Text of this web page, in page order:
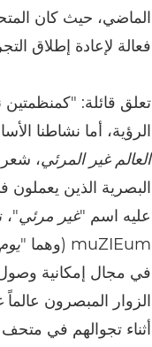
الماضي، حيث كان
فعالة لإعادة إطلاق
الرؤية، أما نشاطنا
العالم غير المرئي،
البصرية الذين يعملون
عليه اسم "غير مرئي"،
muZIEum (وهما "
في مجال إمكانية
الزوار المبصرون
أثناء تجوالهم في